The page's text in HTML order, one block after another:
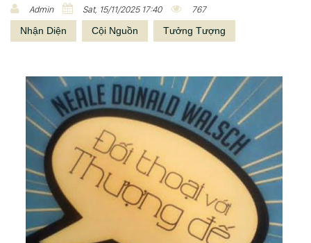
Admin Sat, 15/11/2025 17:40 767
Nhận Diện Cội Nguồn Tưởng Tượng